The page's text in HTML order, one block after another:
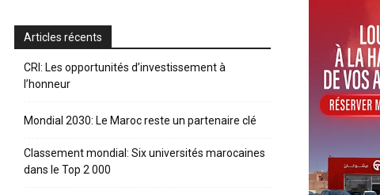
Articles récents
CRI: Les opportunités d’investissement à
l’honneur
Mondial 2030: Le Maroc reste un partenaire clé
Classement mondial: Six universités marocaines
dans le Top 2 000